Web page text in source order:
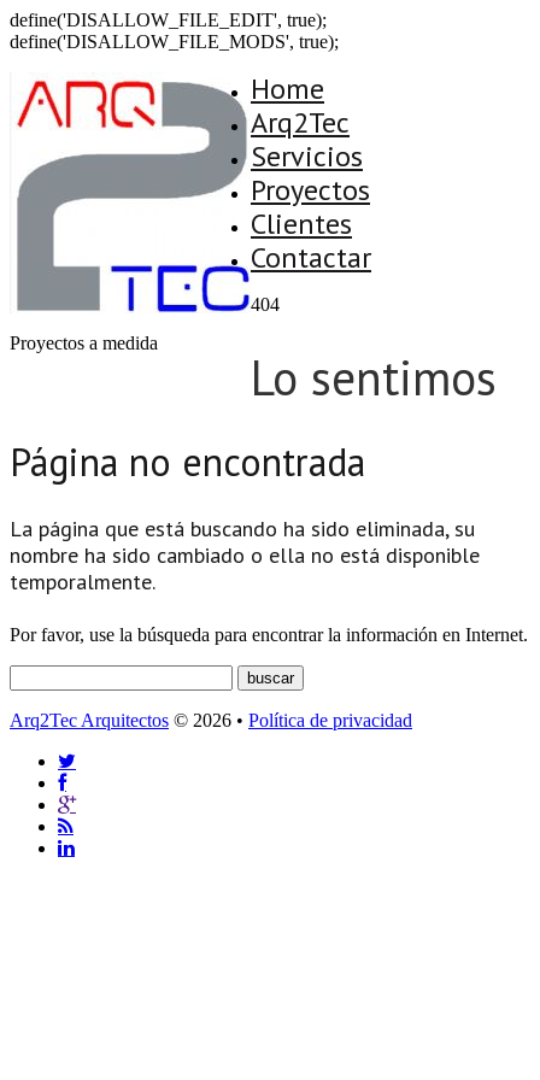
define('DISALLOW_FILE_EDIT', true);
define('DISALLOW_FILE_MODS', true);
Proyectos a medida
Home
Arq2Tec
Servicios
Proyectos
Clientes
Contactar
404
Lo sentimos
Página no encontrada
La página que está buscando ha sido eliminada, su
nombre ha sido cambiado o ella no está disponible
temporalmente.
Por favor, use la búsqueda para encontrar la información en Internet.
Arq2Tec Arquitectos © 2026 • Política de privacidad